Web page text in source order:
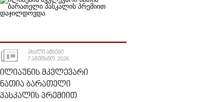
ᲐᲮᲐᲚᲘ ᲐᲛᲑᲔᲑᲘ
7 ᲐᲒᲕᲘᲡᲢᲝ, 2026
ᲘᲚᲘᲐᲣᲜᲘᲡ ᲛᲙᲕᲚᲔᲕᲐᲠᲘ
ᲜᲐᲗᲘᲐ ᲑᲐᲠᲐᲗᲔᲚᲘ
ᲞᲐᲡᲙᲐᲚᲘᲡ ᲞᲠᲔᲛᲘᲘᲗ